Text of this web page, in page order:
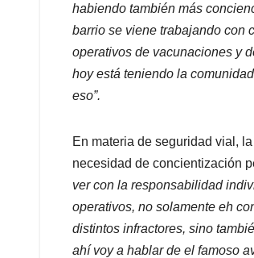
habiendo también más
barrio se viene trabajando con
operativos de vacunaciones y
hoy está teniendo la
eso”.
En materia de seguridad vial,
necesidad de concientización
ver con la responsabilidad
operativos, no solamente eh
distintos infractores, sino
ahí voy a hablar de el famoso